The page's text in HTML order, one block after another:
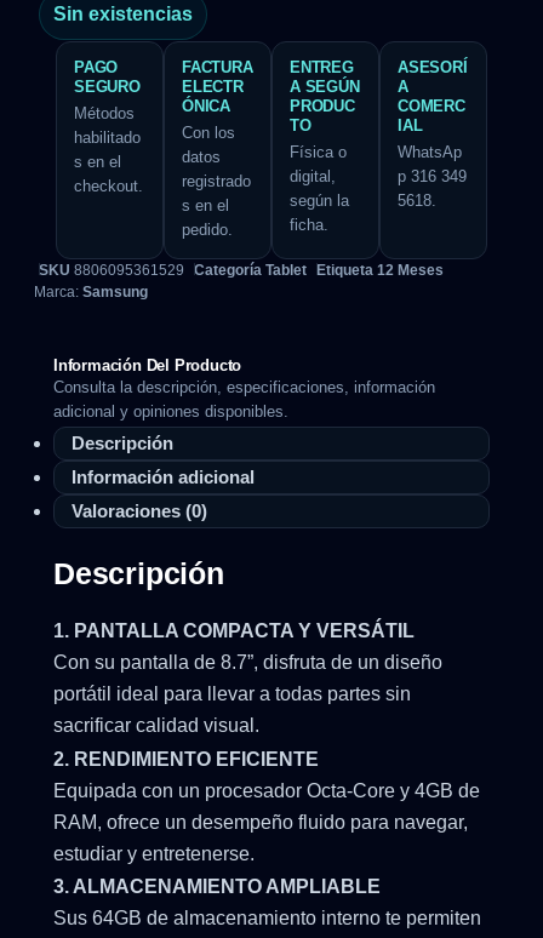
Sin existencias
PAGO
SEGURO
Métodos
habilitado
s en el
checkout.
FACTURA
ELECTR
ÓNICA
Con los
datos
registrado
s en el
pedido.
ENTREG
A SEGÚN
PRODUC
TO
Física o
digital,
según la
ficha.
ASESORÍ
A
COMERC
IAL
WhatsAp
p 316 349
5618.
SKU 8806095361529 Categoría Tablet Etiqueta 12 Meses
Marca: Samsung
Información Del Producto
Consulta la descripción, especificaciones, información
adicional y opiniones disponibles.
Descripción
Información adicional
Valoraciones (0)
Descripción
1. PANTALLA COMPACTA Y VERSÁTIL
Con su pantalla de 8.7”, disfruta de un diseño
portátil ideal para llevar a todas partes sin
sacrificar calidad visual.
2. RENDIMIENTO EFICIENTE
Equipada con un procesador Octa-Core y 4GB de
RAM, ofrece un desempeño fluido para navegar,
estudiar y entretenerse.
3. ALMACENAMIENTO AMPLIABLE
Sus 64GB de almacenamiento interno te permiten